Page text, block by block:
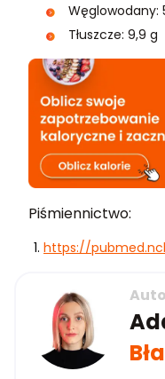
Węglowodany:
Tłuszcze: 9,9 g
Piśmiennictwo:
https://